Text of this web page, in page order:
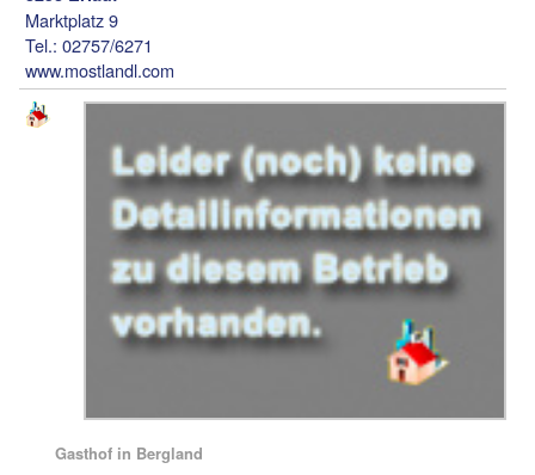
Marktplatz 9
Tel.: 02757/6271
www.mostlandl.com
Gasthof in Bergland